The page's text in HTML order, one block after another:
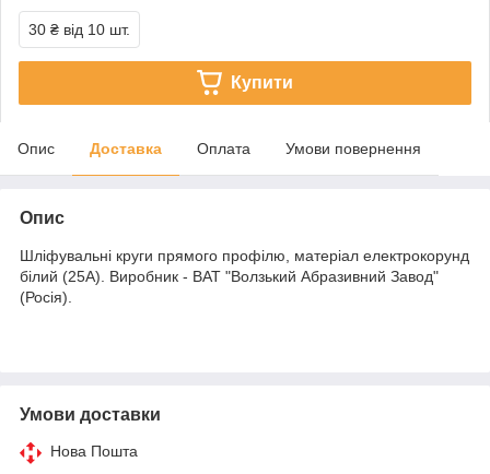
30 ₴ від 10 шт.
Купити
Опис Доставка Оплата Умови повернення
Опис
Шліфувальні круги прямого профілю, матеріал електрокорунд
білий (25А). Виробник - ВАТ "Волзький Абразивний Завод"
(Росія).
Умови доставки
Нова Пошта